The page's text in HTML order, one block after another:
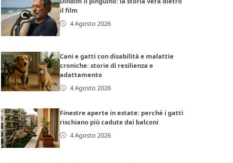
il film
4 Agosto 2026
Cani e gatti con disabilità e malattie
croniche: storie di resilienza e
adattamento
4 Agosto 2026
Finestre aperte in estate: perché i gatti
rischiano più cadute dai balconi
4 Agosto 2026